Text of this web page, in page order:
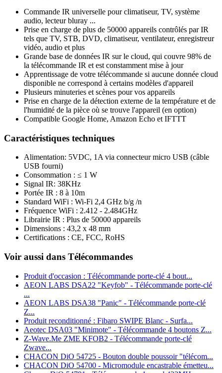
Commande IR universelle pour climatiseur, TV, système
audio, lecteur bluray ...
Prise en charge de plus de 50000 appareils contrôlés par IR
tels que TV, STB, DVD, climatiseur, ventilateur, enregistreur
vidéo, audio et plus
Grande base de données IR sur le cloud, qui couvre 98% de
la télécommande IR et est constamment mise à jour
Apprentissage de votre télécommande si aucune donnée cloud
disponible ne correspond à certains modèles d'appareil
Plusieurs minuteries et scènes pour vos appareils
Prise en charge de la détection externe de la température et de
l'humidité de la pièce où se trouve l'appareil (en option)
Compatible Google Home, Amazon Echo et IFTTT
Caractéristiques techniques
Alimentation: 5VDC, 1A via connecteur micro USB (câble
USB fourni)
Consommation : ≤ 1 W
Signal IR: 38KHz
Portée IR : 8 à 10m
Standard WiFi : Wi-Fi 2,4 GHz b/g /n
Fréquence WiFi : 2.412 - 2.484GHz
Librairie IR : Plus de 50000 appareils
Dimensions : 43,2 x 48 mm
Certifications : CE, FCC, RoHS
Voir aussi dans Télécommandes
Produit d'occasion : Télécommande porte-clé 4 bout...
AEON LABS DSA22 "Keyfob" - Télécommande porte-clé
...
AEON LABS DSA38 "Panic" - Télécommande porte-clé
Z...
Produit reconditionné : Fibaro SWIPE Blanc - Surfa...
Aeotec DSA03 "Minimote" - Télécommande 4 boutons Z...
Z-Wave.Me ZME KFOB2 - Télécommande porte-clé
Zwave...
CHACON DiO 54725 - Bouton double poussoir "télécom...
CHACON DiO 54700 - Micromodule encastrable émetteu...